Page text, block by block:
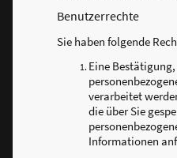
Benutzerrechte
Sie haben folgende
Eine
verarbeitet
die über Sie
Informationen